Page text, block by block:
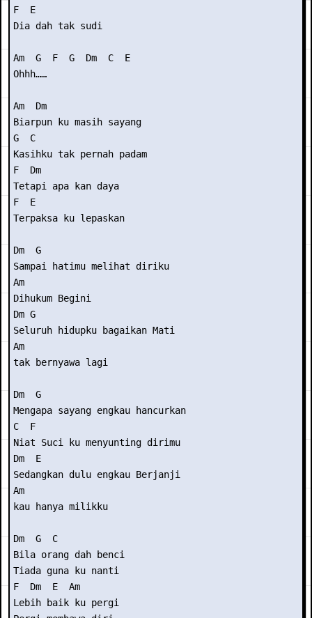
F  E
Dia dah tak sudi
Am  G  F  G  Dm  C  E
Ohhh……
Am  Dm
Biarpun ku masih sayang
G  C
Kasihku tak pernah padam
F  Dm
Tetapi apa kan daya
F  E
Terpaksa ku lepaskan
Dm  G
Sampai hatimu melihat diriku
Am
Dihukum Begini
Dm G
Seluruh hidupku bagaikan Mati
Am
tak bernyawa lagi
Dm  G
Mengapa sayang engkau hancurkan
C  F
Niat Suci ku menyunting dirimu
Dm  E
Sedangkan dulu engkau Berjanji
Am
kau hanya milikku
Dm  G  C
Bila orang dah benci
Tiada guna ku nanti
F  Dm  E  Am
Lebih baik ku pergi